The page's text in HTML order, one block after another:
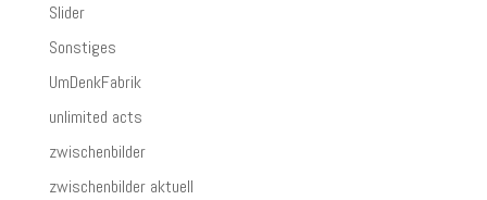
Slider
Sonstiges
UmDenkFabrik
unlimited acts
zwischenbilder
zwischenbilder aktuell